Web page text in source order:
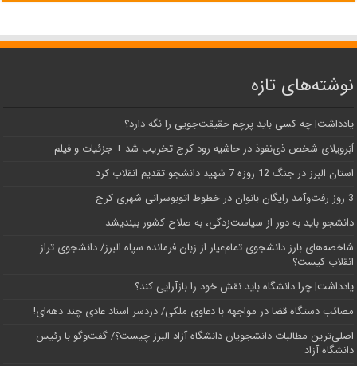
نوشته‌های تازه
یادداشت| ‌چه کسی باید پرچم حقیقت‌جویی را نگه دارد؟
اَبَر‌ویلای شخص ذی‌نفوذ در حاشیه‌ رود کرج تخریب شد + جزئیات و فیلم
استان البرز در جنگ 12 روزه 7 شهید دانشجو تقدیم انقلاب کرد
3 روز رفت‌وآمد رایگان بانوان در خطوط اتوبوسرانی شهری کرج
دانشجو باید به دور از سیاست‌زدگی، به صلاح کشور بیندیشد
شاخصه‌های بارز دانشجوی تمام‌عیار از زبان فرمانده سپاه البرز/ دانشجوی تراز
انقلاب کیست؟
یادداشت| چرا دانشگاه باید نقش خود را بازآرایی کند؟
مصائب دستگاه قضا در مواجهه با دعاوی ملکی/ دردسر اسناد عادی چند‌ دهه‌ای!
اصلی‌ترین مطالبات دانشجویان دانشگاه آزاد البرز چیست؟/ گفت‌وگو با رئیس
دانشگاه آز‌اد